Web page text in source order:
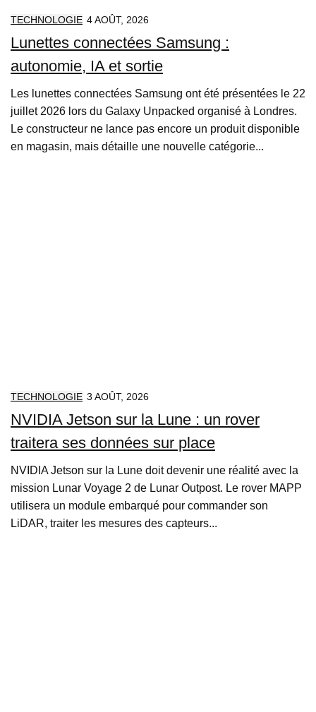
TECHNOLOGIE 4 AOÛT, 2026
Lunettes connectées Samsung :
autonomie, IA et sortie
Les lunettes connectées Samsung ont été présentées le 22
juillet 2026 lors du Galaxy Unpacked organisé à Londres.
Le constructeur ne lance pas encore un produit disponible
en magasin, mais détaille une nouvelle catégorie...
TECHNOLOGIE 3 AOÛT, 2026
NVIDIA Jetson sur la Lune : un rover
traitera ses données sur place
NVIDIA Jetson sur la Lune doit devenir une réalité avec la
mission Lunar Voyage 2 de Lunar Outpost. Le rover MAPP
utilisera un module embarqué pour commander son
LiDAR, traiter les mesures des capteurs...